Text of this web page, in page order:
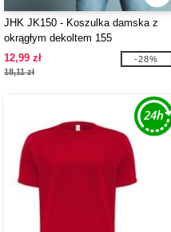
JHK JK150 - Koszulka damska z
okrągłym dekoltem 155
12,99 zł
18,11 zł
-28%